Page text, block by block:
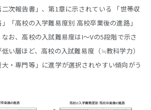
報告書」、第1章に示されている 「世帯収
「高校の入学難易度別 高校卒業後の進路」
お、高校の入試難易度はI～Vの5段階で示さ
い層ほど、高校の入試難易度（≒教科学力）
・専門等」に進学が選択されやすい傾向がう